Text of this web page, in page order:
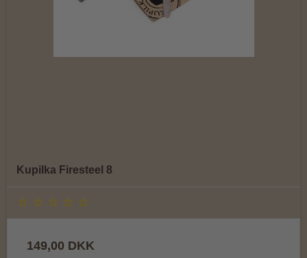
Kupilka Firesteel 8
149,00 DKK